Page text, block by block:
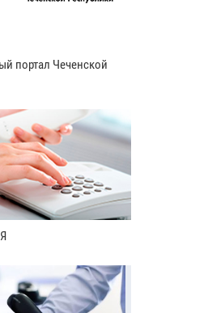
портал Чеченской